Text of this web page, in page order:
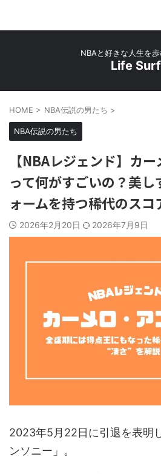
NBAと好きな人生を歩
Life Surf
HOME > NBA伝説の男たち >
NBA伝説の男たち
【NBAレジェンド】カ
って何がすごいの？美
ォームを持つ稀代のスコ
2026年2月20日 2026年7月9日
2023年5月22日に引退を表明
ンソニー」。